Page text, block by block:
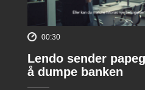
00:30
Lendo sender
å dumpe banken